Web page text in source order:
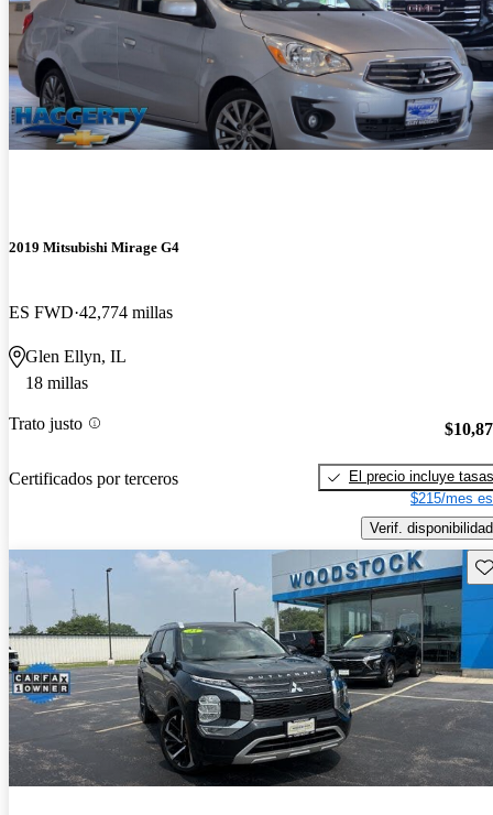
2019 Mitsubishi Mirage G4
ES FWD 42,774 millas
Glen Ellyn, IL
18 millas
Trato justo
Certificados por terceros
El precio incluye tasas
$215/mes
Verif. disponibilidad